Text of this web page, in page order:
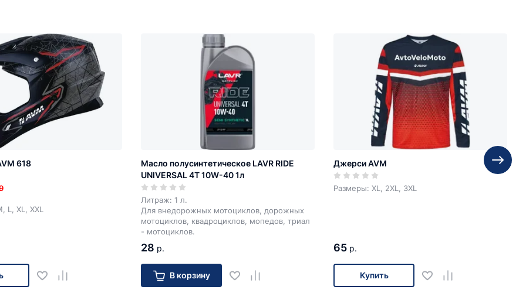
618
L, XL, XXL
Масло полусинтетическое LAVR RIDE
UNIVERSAL 4T 10W-40 1л
Литраж: 1 л.
Для внедорожных мотоциклов, дорожных
мотоциклов, квадроциклов, мопедов, триал
- мотоциклов.
28 р.
В корзину
Джерси AVM
Размеры: XL, 2XL, 3XL
65 р.
Купить